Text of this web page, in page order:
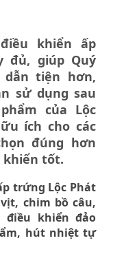
khiển ấp
đủ, giúp Quý
tiện hơn,
sử dụng sau
của Lộc
ích cho các
đúng hơn
khiển tốt.
trứng Lộc Phát
chim bồ câu,
khiển đảo
hút nhiệt tự